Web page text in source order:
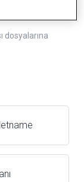
dosyalarına